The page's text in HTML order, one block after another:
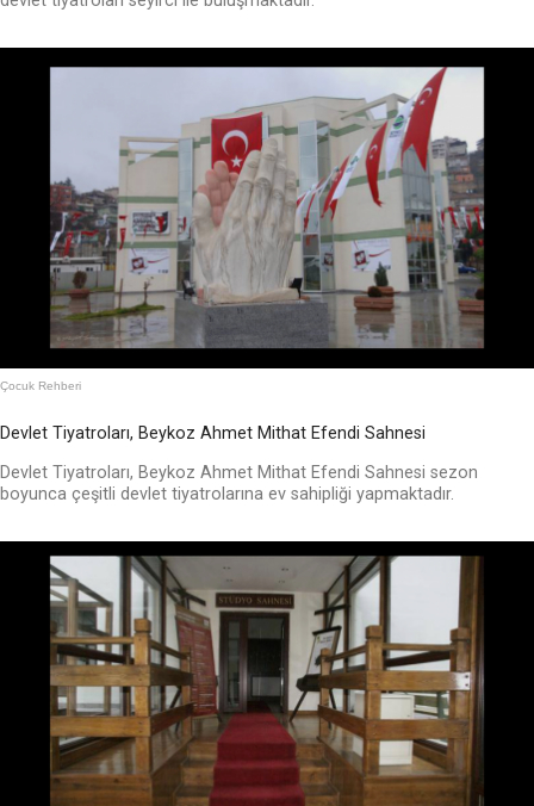
Çocuk Rehberi
Devlet Tiyatroları, Beykoz Ahmet Mithat Efendi Sahnesi
Devlet Tiyatroları, Beykoz Ahmet Mithat Efendi Sahnesi sezon
boyunca çeşitli devlet tiyatrolarına ev sahipliği yapmaktadır.